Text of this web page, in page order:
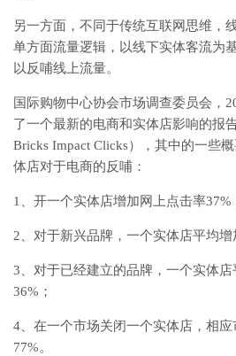
另一方面，不同于传统互联网思维，
单方面流量逻辑，以线下实体客流为
以反哺线上流量。
国际购物中心协会市场调查委员会，
了一个最新的电商和实体店影响的报
Bricks Impact Clicks），其中的一些
体店对于电商的反哺：
1、开一个实体店增加网上点击率37%
2、对于新兴品牌，一个实体店平均增
3、对于已经建立的品牌，一个实体
36%；
4、在一个市场关闭一个实体店，相
77%。